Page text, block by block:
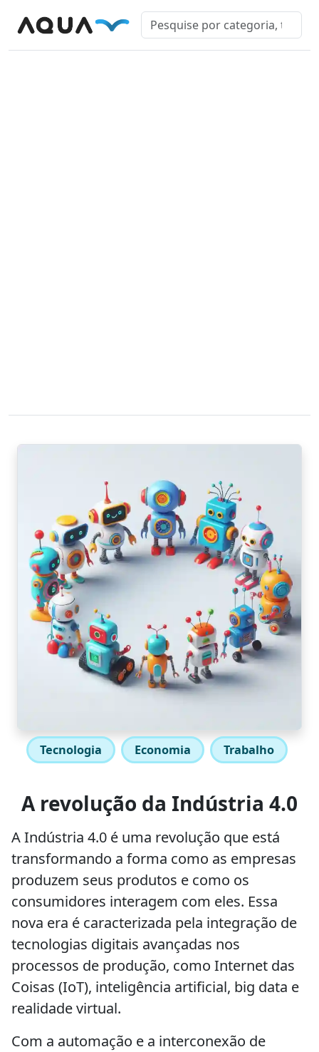
Tecnologia Economia Trabalho
A revolução da Indústria 4.0
A Indústria 4.0 é uma revolução que está
transformando a forma como as empresas
produzem seus produtos e como os
consumidores interagem com eles. Essa
nova era é caracterizada pela integração de
tecnologias digitais avançadas nos
processos de produção, como Internet das
Coisas (IoT), inteligência artificial, big data e
realidade virtual.
Com a automação e a interconexão de